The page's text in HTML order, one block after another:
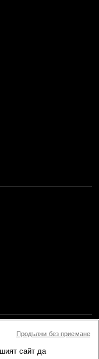
запазени.
функции за
сайт да
Продължи без приемане